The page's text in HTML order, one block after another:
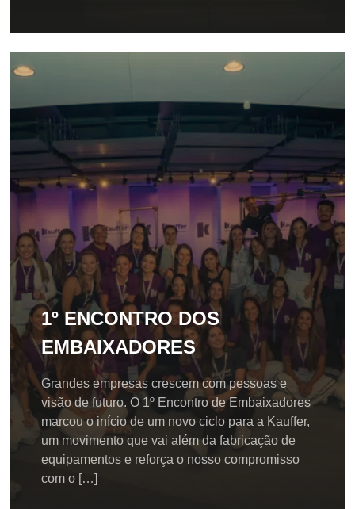
1º ENCONTRO DOS
EMBAIXADORES
Grandes empresas crescem com pessoas e
visão de futuro. O 1º Encontro de Embaixadores
marcou o início de um novo ciclo para a Kauffer,
um movimento que vai além da fabricação de
equipamentos e reforça o nosso compromisso
com o […]